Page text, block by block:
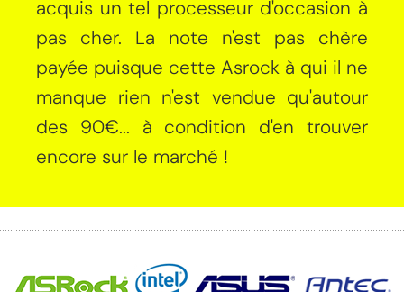
acquis un tel processeur d'occasion à
pas cher. La note n'est pas chère
payée puisque cette Asrock à qui il ne
manque rien n'est vendue qu'autour
des 90€... à condition d'en trouver
encore sur le marché !